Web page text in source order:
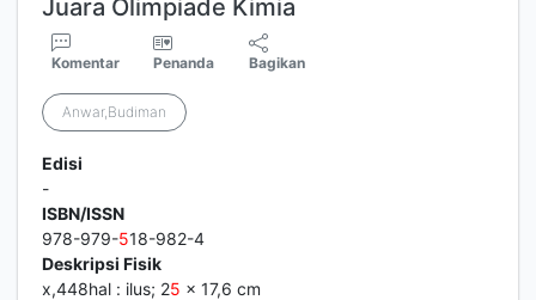
Juara Olimpiade Kimia
Komentar Penanda Bagikan
Anwar,Budiman
Edisi
-
ISBN/ISSN
978-979-518-982-4
Deskripsi Fisik
x,448hal : ilus; 25 x 17,6 cm